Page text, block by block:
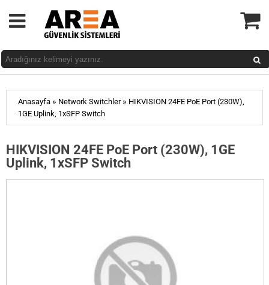
Anasayfa » Network Switchler » HIKVISION 24FE PoE Port (230W),
1GE Uplink, 1xSFP Switch
HIKVISION 24FE PoE Port (230W), 1GE
Uplink, 1xSFP Switch